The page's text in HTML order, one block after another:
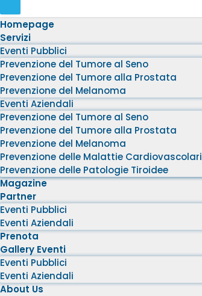
Homepage
Servizi
Eventi Pubblici
Prevenzione del Tumore al Seno
Prevenzione del Tumore alla Prostata
Prevenzione del Melanoma
Eventi Aziendali
Prevenzione del Tumore al Seno
Prevenzione del Tumore alla Prostata
Prevenzione del Melanoma
Prevenzione delle Malattie Cardiovascolari
Prevenzione delle Patologie Tiroidee
Magazine
Partner
Eventi Pubblici
Eventi Aziendali
Prenota
Gallery Eventi
Eventi Pubblici
Eventi Aziendali
About Us